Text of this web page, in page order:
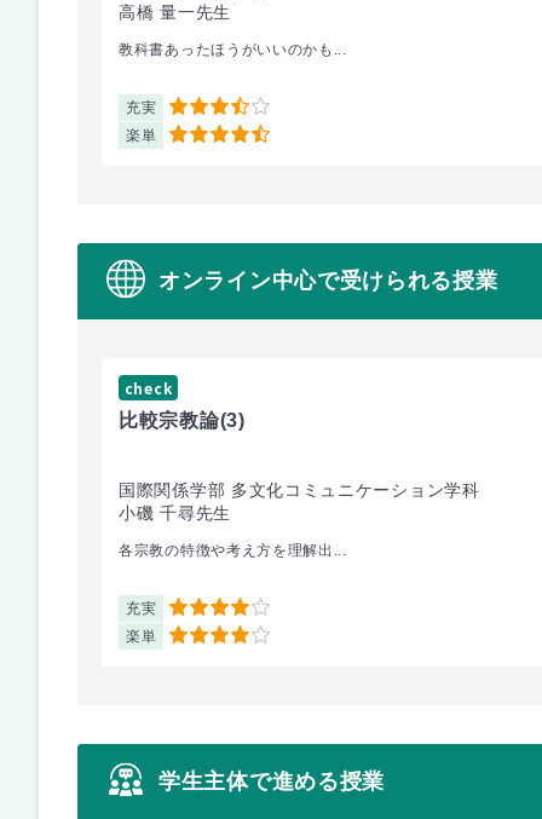
高橋 量一先生
教科書あったほうがいいのかも...
充実 3.5
楽単 4.5
オンライン中心で受けられる授業
check
比較宗教論(3)
国際関係学部 多文化コミュニケーション学科
小磯 千尋先生
各宗教の特徴や考え方を理解出...
充実 4
楽単 4
学生主体で進める授業